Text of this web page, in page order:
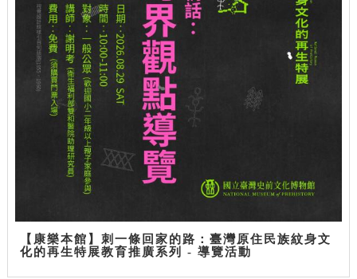
【康樂本館】刺一條回家的路：臺灣原住民族紋身文
化的再生特展教育推廣系列 - 導覽活動